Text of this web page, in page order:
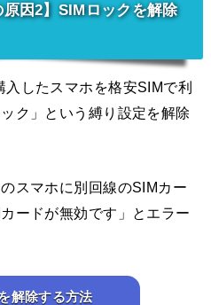
原因2】SIMロックを解除
入したスマホを格安SIMで利
ク」という縛り設定を解除
スマホに別回線のSIMカー
ードが無効です」とエラー
解除する方法